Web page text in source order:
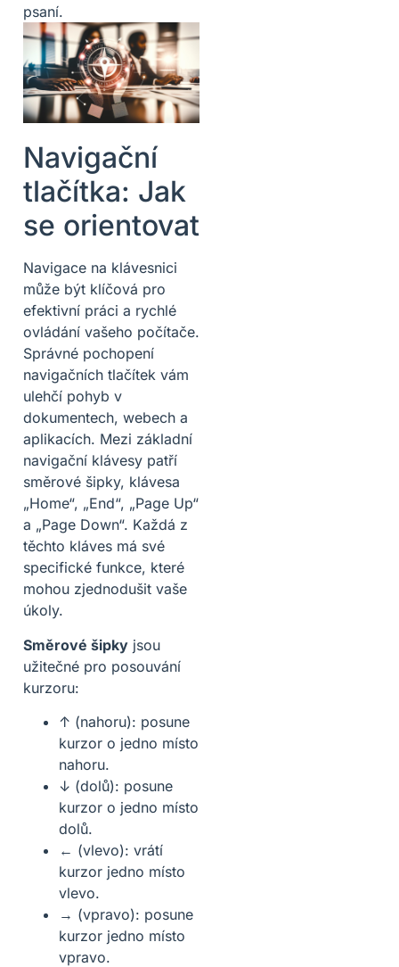
psaní.
Navigační
tlačítka: Jak
se orientovat
Navigace na klávesnici
může být klíčová pro
efektivní práci a rychlé
ovládání vašeho počítače.
Správné pochopení
navigačních tlačítek vám
ulehčí pohyb v
dokumentech, webech a
aplikacích. Mezi základní
navigační klávesy patří
směrové šipky, klávesa
„Home“, „End“, „Page Up“
a „Page Down“. Každá z
těchto kláves má své
specifické funkce, které
mohou zjednodušit vaše
úkoly.
Směrové šipky jsou
užitečné pro posouvání
kurzoru:
↑ (nahoru): posune
kurzor o jedno místo
nahoru.
↓ (dolů): posune
kurzor o jedno místo
dolů.
← (vlevo): vrátí
kurzor jedno místo
vlevo.
→ (vpravo): posune
kurzor jedno místo
vpravo.